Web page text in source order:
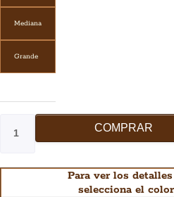
Mediana
Grande
COMPRAR
Para ver los
selecciona el